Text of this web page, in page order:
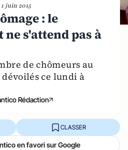
1 juin 2015
: le
s'attend pas à
de chômeurs au
ce lundi à
Rédaction
CLASSER
en favori sur Google